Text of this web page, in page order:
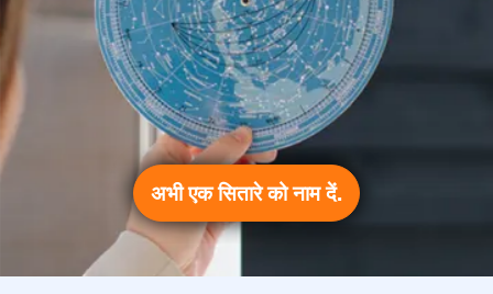
अभी एक सितारे को नाम दें.